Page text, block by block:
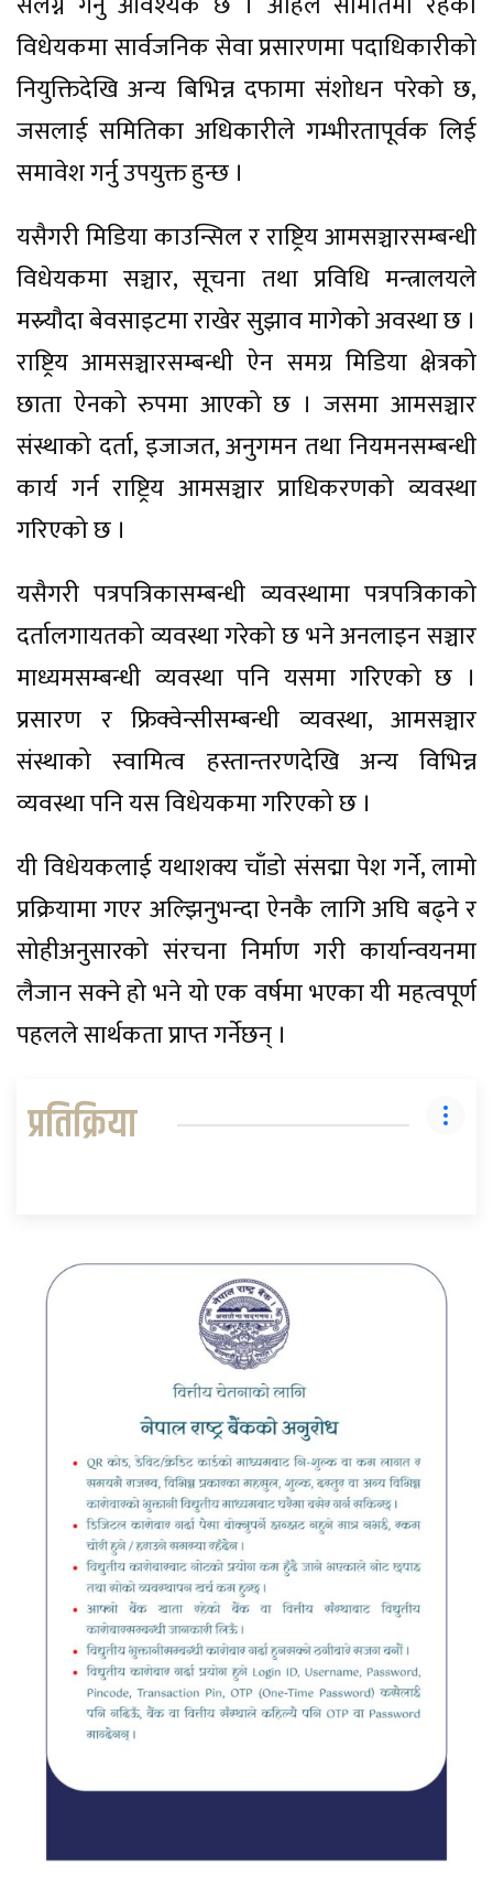
विधेयकमा सार्वजनिक सेवा प्रसारणमा पदाधिकारीको
नियुक्तिदेखि अन्य बिभिन्न दफामा संशोधन परेको छ,
जसलाई समितिका अधिकारीले गम्भीरतापूर्वक लिई
समावेश गर्नु उपयुक्त हुन्छ ।
यसैगरी मिडिया काउन्सिल र राष्ट्रिय आमसञ्चारसम्बन्धी
विधेयकमा सञ्चार, सूचना तथा प्रविधि मन्त्रालयले
मस्र्यौदा बेवसाइटमा राखेर सुझाव मागेको अवस्था छ ।
राष्ट्रिय आमसञ्चारसम्बन्धी ऐन समग्र मिडिया क्षेत्रको
छाता ऐनको रुपमा आएको छ । जसमा आमसञ्चार
संस्थाको दर्ता, इजाजत, अनुगमन तथा नियमनसम्बन्धी
कार्य गर्न राष्ट्रिय आमसञ्चार प्राधिकरणको व्यवस्था
गरिएको छ ।
यसैगरी पत्रपत्रिकासम्बन्धी व्यवस्थामा पत्रपत्रिकाको
दर्तालगायतको व्यवस्था गरेको छ भने अनलाइन सञ्चार
माध्यमसम्बन्धी व्यवस्था पनि यसमा गरिएको छ ।
प्रसारण र फ्रिक्वेन्सीसम्बन्धी व्यवस्था, आमसञ्चार
संस्थाको स्वामित्व हस्तान्तरणदेखि अन्य विभिन्न
व्यवस्था पनि यस विधेयकमा गरिएको छ ।
यी विधेयकलाई यथाशक्य चाँडो संसद्मा पेश गर्ने, लामो
प्रक्रियामा गएर अल्झिनुभन्दा ऐनकै लागि अघि बढ्ने र
सोहीअनुसारको संरचना निर्माण गरी कार्यान्वयनमा
लैजान सक्ने हो भने यो एक वर्षमा भएका यी महत्वपूर्ण
पहलले सार्थकता प्राप्त गर्नेछन् ।
प्रतिक्रिया